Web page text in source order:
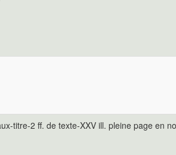
titre-2 ff. de texte-XXV ill. pleine page en